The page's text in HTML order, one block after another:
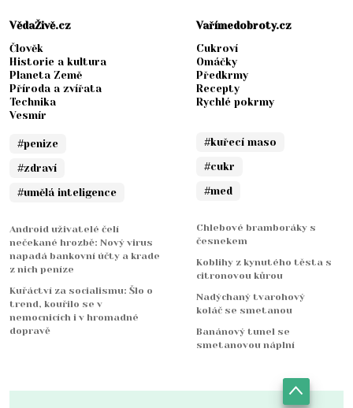
VědaŽivě.cz
Člověk
Historie a kultura
Planeta Země
Příroda a zvířata
Technika
Vesmír
#penize
#zdraví
#umělá inteligence
Android uživatelé čelí
nečekané hrozbě: Nový virus
napadá bankovní účty a krade
z nich peníze
Kuřáctví za socialismu: Šlo o
trend, kouřilo se v
nemocnicích i v hromadné
dopravě
Vařímedobroty.cz
Cukroví
Omáčky
Předkrmy
Recepty
Rychlé pokrmy
#kuřecí maso
#cukr
#med
Chlebové bramboráky s
česnekem
Koblihy z kynutého těsta s
citronovou kůrou
Nadýchaný tvarohový
koláč se smetanou
Banánový tunel se
smetanovou náplní